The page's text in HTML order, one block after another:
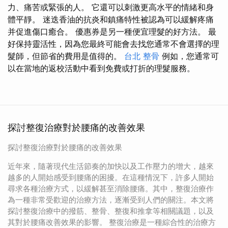
力、痛苦或緊張的人。 它還可以刺激更高水平的情緒和身
體平靜。 迷迭香油的抗炎和鎮痛特性被認為可以緩解疼痛
并促進傷口癒合。 優惠券是另一種便宜理髮的好方法。 最
好保持靈活性，因為您最終可能會去找您通常不會選擇的理
髮師，但節省的費用是值得的。 台北 整骨 例如，您通常可
以在當地的返校活動中看到免費或打折的理髮服務。
探討整復治療對於腰痛的改善效果
探討整復治療對於腰痛的改善效果
近年來，隨著現代生活節奏的加快以及工作壓力的增大，越來
越多的人開始感受到腰痛的困擾。在這種情況下，許多人開始
尋求各種治療方式，以緩解甚至消除腰痛。其中，整復治療作
為一種非常受歡迎的治療方法，逐漸受到人們的關注。本文將
探討整復治療中的撥筋、整骨、整復和推拿等相關議題，以及
其對於腰痛改善效果的影響。 整復治療是一種綜合性的治療方